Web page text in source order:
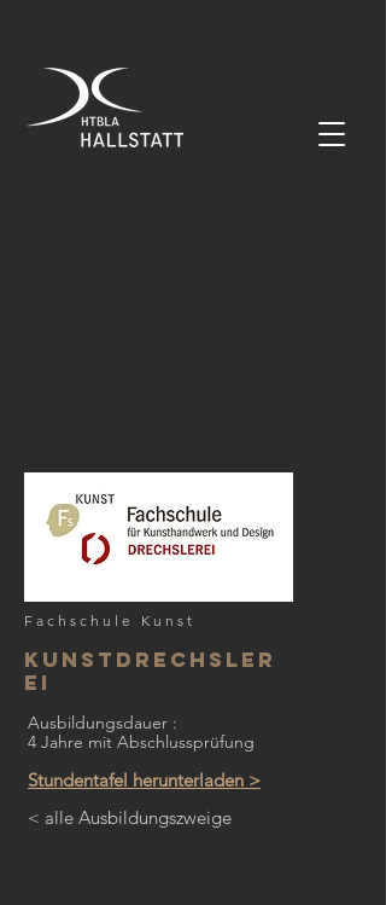
Fachschule Kunst
KUNSTDrechsler
ei
Ausbildungsdauer :
4 Jahre mit Abschlussprüfung
Stundentafel herunterladen >
< alle Ausbildungszweige